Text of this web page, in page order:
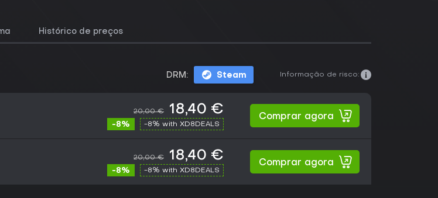
Histórico de preços
DRM: Steam Informação de risco:
20,00 € 18,40 €
-8% -8% with XD8DEALS
Comprar agora
20,00 € 18,40 €
-8% -8% with XD8DEALS
Comprar agora